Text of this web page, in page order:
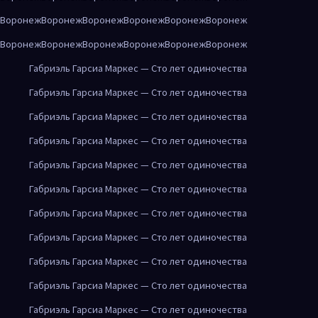
ВоронежВоронежВоронежВоронежВоронежВоронеж
ВоронежВоронежВоронежВоронежВоронежВоронеж
Габриэль Гарсиа Маркес — Сто лет одиночества
Габриэль Гарсиа Маркес — Сто лет одиночества
Габриэль Гарсиа Маркес — Сто лет одиночества
Габриэль Гарсиа Маркес — Сто лет одиночества
Габриэль Гарсиа Маркес — Сто лет одиночества
Габриэль Гарсиа Маркес — Сто лет одиночества
Габриэль Гарсиа Маркес — Сто лет одиночества
Габриэль Гарсиа Маркес — Сто лет одиночества
Габриэль Гарсиа Маркес — Сто лет одиночества
Габриэль Гарсиа Маркес — Сто лет одиночества
Габриэль Гарсиа Маркес — Сто лет одиночества